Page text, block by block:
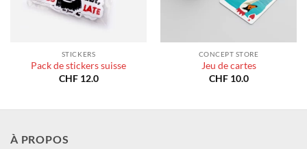
STICKERS
Pack de stickers suisse
CHF12.0
CONCEPT STORE
Jeu de cartes
CHF10.0
À PROPOS